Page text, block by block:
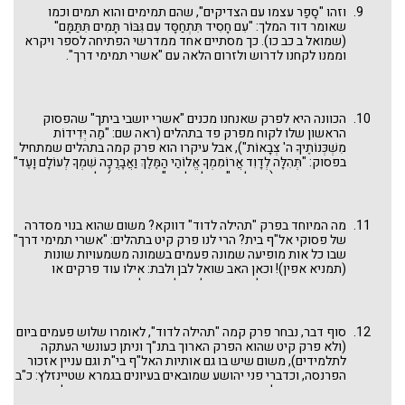
אלהיך (שמות כ ב) וביוסף כתיב: התחת אלהים אני (בראשית נ יט).
במונח בארון זה כתיב: לא יהיה לך אלהים אחרים וביוסף כתיב: את
האלהים אני ירא. כתיב: לא תשא וביוסף כתיב: חי פרעה. כתיב: זכור
את יום השבת וביוסף כתיב: וטבוח טבח והכן ... כתיב: כבד את אביך
וביוסף כתיב: ויאמר ישראל אל יוסף הלא אחיך רועים בשכם לך
ויוסף נראה שאנחנו גולשים לנושא הכללי שלמצוות שניתנו טרום
סיניעליו כתבנו בפרשת לך לך.
וזהו "סָפַר עצמו עם הצדיקים", שהם תמימים והוא תמים וכמו
שאומר דוד המלך: "עִם חָסִיד תִּתְחַסָּד עִם גִּבּוֹר תָּמִים תִּתַּמָּם"
(שמואל ב כב כו). כך מסתיים אחד ממדרשי הפתיחה לספר ויקרא
וממנו לקחנו לדרוש ולזרום הלאה עם "אשרי תמימי דרך".
הכוונה היא לפרק שאנחנו מכנים "אשרי יושבי ביתך" שהפסוק
הראשון שלו לקוח מפרק פד בתהלים (ראה שם: "מַה יְּדִידוֹת
מִשְׁכְּנוֹתֶיךָ ה' צְבָאוֹת"), אבל עיקרו הוא פרק קמה בתהלים שמתחיל
בפסוק: "תְּהִלָּה לְדָוִד אֲרוֹמִמְךָ אֱלוֹהַי הַמֶּלֶךְ וַאֲבָרֲכָה שִׁמְךָ לְעוֹלָם וָעֶד"
שהוא האות א (המילים "תהילה לדוד" הן פתיחה) ולאחריו באים
הפעמים שאנחנו אומרים "אשרי יושבי ביתך" בכל יום?
מה המיוחד בפרק "תהילה לדוד" דווקא? משום שהוא בנוי מסדרה
של פסוקי אל"ף בית? הרי לנו פרק קיט בתהלים: "אשרי תמימי דרך"
שבו כל אות מופיעה שמונה פעמים בשמונה משמעויות שונות
(תמניא אפין)! וכאן האב שואל לבן ולבת: אילו עוד פרקים או
פיוטים, בפרט כאלה שנכנסו לתפילה, יש לנו שמסודרים בסדר
סוף דבר, נבחר פרק קמה "תהילה לדוד", לאומרו שלוש פעמים ביום
(ולא פרק קיט שהוא הפרק הארוך בתנ"ך וניתן כעונשי העתקה
לתלמידים), משום שיש בו גם אותיות האל"ף בי"ת וגם עניין אזכור
הפרנסה, וכדברי פני יהושע שמובאים בעיונים בגמרא שטיינזלץ: כ"ב
האותיות מסמלות את התורה והפסוק פותח את ידך מסמל את